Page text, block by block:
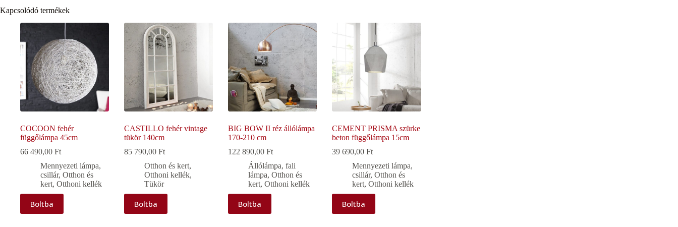
Kapcsolódó termékek
COCOON fehér
függőlámpa 45cm
66 490,00 Ft
Mennyezeti lámpa,
csillár, Otthon és
kert, Otthoni kellék
Boltba
CASTILLO fehér vintage
tükör 140cm
85 790,00Ft
Otthon és kert,
Otthoni kellék,
Tükör
Boltba
BIG BOW II réz állólámpa
170-210 cm
122 890,00Ft
Állólámpa, fali
lámpa,Otthon és
kert,Otthoni kellék
Boltba
CEMENT PRISMA szürke
beton függőlámpa 15cm
39 690,00Ft
Mennyezeti lámpa,
csillár,Otthon és
kert,Otthoni kellék
Boltba